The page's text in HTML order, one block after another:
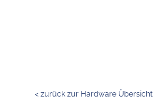
< zurück zur Hardware Übersicht